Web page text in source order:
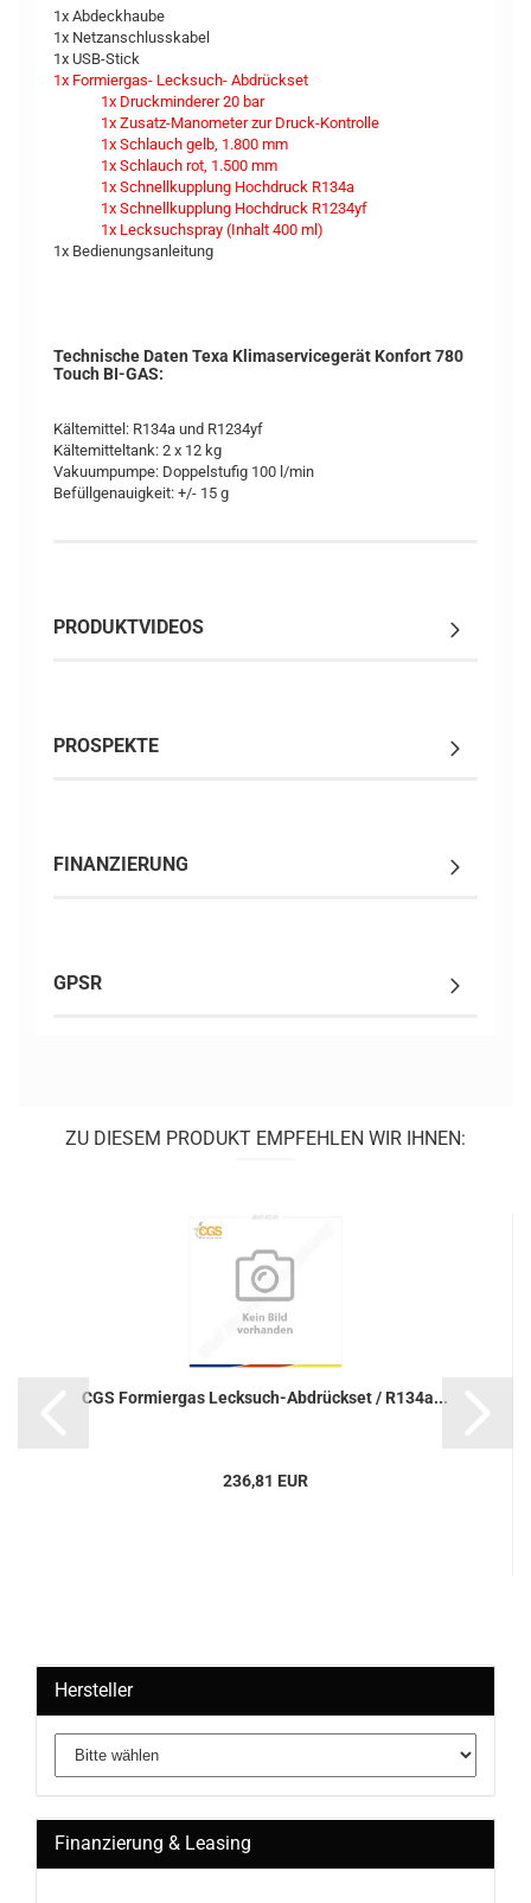
1x Abdeckhaube
1x Netzanschlusskabel
1x USB-Stick
1x Formiergas- Lecksuch- Abdrückset
1x Druckminderer 20 bar
1x Zusatz-Manometer zur Druck-Kontrolle
1x Schlauch gelb, 1.800 mm
1x Schlauch rot, 1.500 mm
1x Schnellkupplung Hochdruck R134a
1x Schnellkupplung Hochdruck R1234yf
1x Lecksuchspray (Inhalt 400 ml)
1x Bedienungsanleitung
Technische Daten Texa Klimaservicegerät Konfort 780
Touch BI-GAS:
Kältemittel: R134a und R1234yf
Kältemitteltank: 2 x 12 kg
Vakuumpumpe: Doppelstufig 100 l/min
Befüllgenauigkeit: +/- 15 g
PRODUKTVIDEOS
PROSPEKTE
FINANZIERUNG
GPSR
ZU DIESEM PRODUKT EMPFEHLEN WIR IHNEN:
CGS For­mier­gas Lecksuch-​​Ab­drück­set / R134a...
236,81 EUR
Hersteller
Finanzierung & Leasing